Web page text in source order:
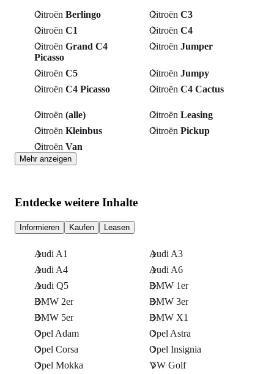
Citroën Berlingo Citroën C3
Citroën C1 Citroën C4
Citroën Grand C4
Picasso
Citroën Jumper
Citroën C5 Citroën Jumpy
Citroën C4 Picasso Citroën C4 Cactus
Citroën (alle) Citroën Leasing
Citroën Kleinbus Citroën Pickup
Citroën Van
Mehr anzeigen
Entdecke weitere Inhalte
Informieren Kaufen Leasen
Audi A1
Audi A3
Audi A4
Audi A6
Audi Q5
BMW 1er
BMW 2er
BMW 3er
BMW 5er
BMW X1
Opel Adam
Opel Astra
Opel Corsa
Opel Insignia
Opel Mokka
VW Golf